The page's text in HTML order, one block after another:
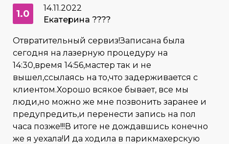
1.0
14.11.2022
Екатерина ????
Отвратительный сервиз!Записана была
сегодня на лазерную процедуру на
14:30,время 14:56,мастер так и не
вышел,ссылаясь на то,что задерживается с
клиентом.Хорошо всякое бывает, все мы
люди,но можно же мне позвонить заранее и
предупредить,и перенести запись на пол
часа позже!!!В итоге не дождавшись конечно
же я уехала!И да ходила в парикмахерскую